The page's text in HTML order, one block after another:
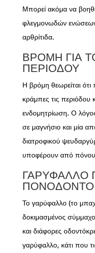
Μπορεί ακόμα να
φλεγμονωδών
αρθρίτιδα.
ΒΡΌΜΗ ΓΙΑ
ΠΕΡΙΌΔΟΥ
Η βρόμη θεωρείται ότι
κράμπες τις περιόδου
ενδομητρίωση. Ο λόγος
σε μαγνήσιο και μία
διατροφικού
υποφέρουν από
ΓΑΡΎΦΑΛΛΟ
ΠΟΝΌΔΟΝΤΟ
Το γαρύφαλλο (το
δοκιμασμένος
και διάφορες
γαρύφαλλο, κάτι που